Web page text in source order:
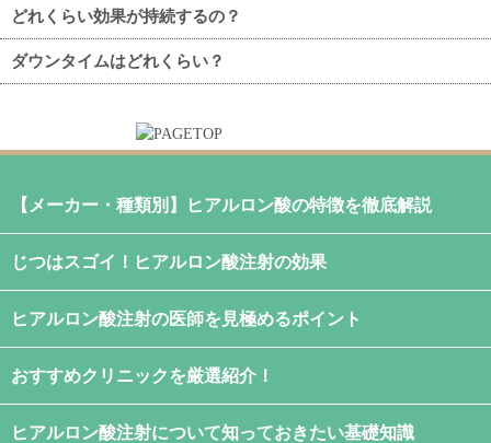
どれくらい効果が持続するの？
ダウンタイムはどれくらい？
【メーカー・種類別】ヒアルロン酸の特徴を徹底解説
じつはスゴイ！ヒアルロン酸注射の効果
ヒアルロン酸注射の医師を見極めるポイント
おすすめクリニックを厳選紹介！
ヒアルロン酸注射について知っておきたい基礎知識